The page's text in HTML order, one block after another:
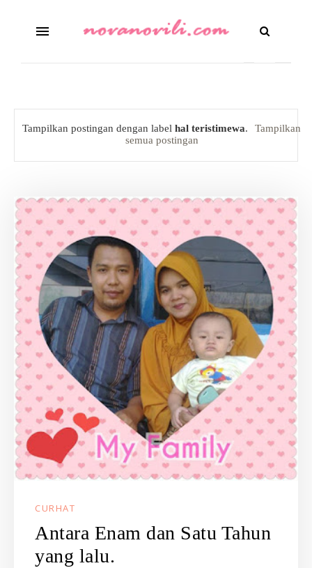
Tampilkan postingan dengan labelhal teristimewa.
Tampilkan
semua postingan
CURHAT
Antara Enam dan Satu Tahun
yang lalu.